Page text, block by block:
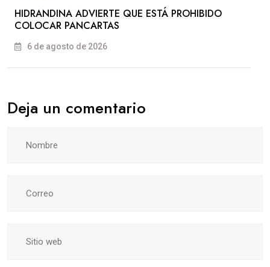
HIDRANDINA ADVIERTE QUE ESTÁ PROHIBIDO
COLOCAR PANCARTAS
6 de agosto de 2026
Deja un comentario